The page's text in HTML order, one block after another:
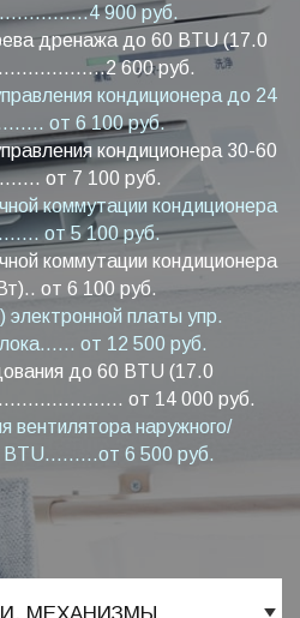
900 руб.
дренажа до 60 BTU (17.0
600 руб.
кондиционера до 24
от 6 100 руб.
кондиционера 30-60
от 7 100 руб.
коммутации кондиционера
от 5 100 руб.
коммутации кондиционера
от 6 100 руб.
электронной платы упр.
от 12 500 руб.
до 60 BTU (17.0
от 14 000 руб.
вентилятора наружного/
BTU.........от 6 500 руб.
МЕХАНИЗМЫ